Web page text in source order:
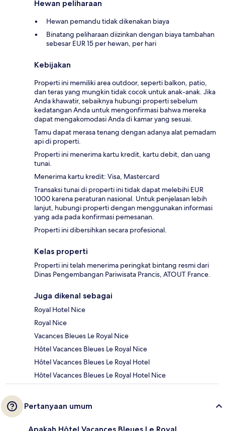
Hewan peliharaan
Hewan pemandu tidak dikenakan biaya
Binatang peliharaan diizinkan dengan biaya tambahan
sebesar EUR 15 per hewan, per hari
Kebijakan
Properti ini memiliki area outdoor, seperti balkon, patio,
dan teras yang mungkin tidak cocok untuk anak-anak. Jika
Anda khawatir, sebaiknya hubungi properti sebelum
kedatangan Anda untuk mengonfirmasi bahwa mereka
dapat mengakomodasi Anda di kamar yang sesuai.
Tamu dapat merasa tenang dengan adanya alat pemadam
api di properti.
Properti ini menerima kartu kredit, kartu debit, dan uang
tunai.
Menerima kartu kredit: Visa, Mastercard
Transaksi tunai di properti ini tidak dapat melebihi EUR
1000 karena peraturan nasional. Untuk penjelasan lebih
lanjut, hubungi properti dengan menggunakan informasi
yang ada pada konfirmasi pemesanan.
Properti ini dibersihkan secara profesional.
Kelas properti
Properti ini telah menerima peringkat bintang resmi dari
Dinas Pengembangan Pariwisata Prancis, ATOUT France.
Juga dikenal sebagai
Royal Hotel Nice
Royal Nice
Vacances Bleues Le Royal Nice
Hôtel Vacances Bleues Le Royal Nice
Hôtel Vacances Bleues Le Royal Hotel
Hôtel Vacances Bleues Le Royal Hotel Nice
Pertanyaan umum